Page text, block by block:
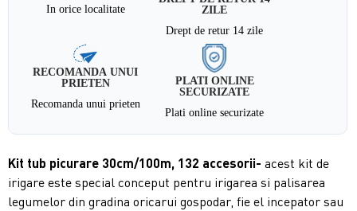
In orice localitate
ZILE
Drept de retur 14 zile
RECOMANDA UNUI
PRIETEN
Recomanda unui prieten
PLATI ONLINE
SECURIZATE
Plati online securizate
Kit tub picurare 30cm/100m, 132 accesorii- acest kit de
irigare este special conceput pentru irigarea si palisarea
legumelor din gradina oricarui gospodar, fie el incepator sau